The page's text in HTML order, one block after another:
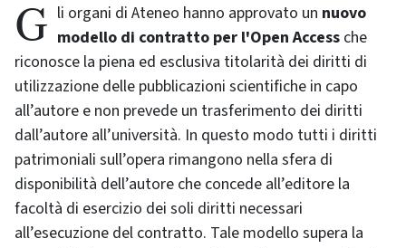
Gli organi di Ateneo hanno approvato un nuovo
modello di contratto per l'Open Access che
riconosce la piena ed esclusiva titolarità dei diritti di
utilizzazione delle pubblicazioni scientifiche in capo
all’autore e non prevede un trasferimento dei diritti
dall’autore all’università. In questo modo tutti i diritti
patrimoniali sull’opera rimangono nella sfera di
disponibilità dell’autore che concede all’editore la
facoltà di esercizio dei soli diritti necessari
all’esecuzione del contratto. Tale modello supera la